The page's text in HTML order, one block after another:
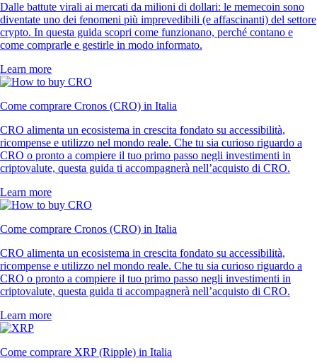
Dalle battute virali ai mercati da milioni di dollari: le memecoin sono
diventate uno dei fenomeni più imprevedibili (e affascinanti) del settore
crypto. In questa guida scopri come funzionano, perché contano e
come comprarle e gestirle in modo informato.
Learn more
Come comprare Cronos (CRO) in Italia
CRO alimenta un ecosistema in crescita fondato su accessibilità,
ricompense e utilizzo nel mondo reale. Che tu sia curioso riguardo a
CRO o pronto a compiere il tuo primo passo negli investimenti in
criptovalute, questa guida ti accompagnerà nell’acquisto di CRO.
Learn more
Come comprare Cronos (CRO) in Italia
CRO alimenta un ecosistema in crescita fondato su accessibilità,
ricompense e utilizzo nel mondo reale. Che tu sia curioso riguardo a
CRO o pronto a compiere il tuo primo passo negli investimenti in
criptovalute, questa guida ti accompagnerà nell’acquisto di CRO.
Learn more
Come comprare XRP (Ripple) in Italia